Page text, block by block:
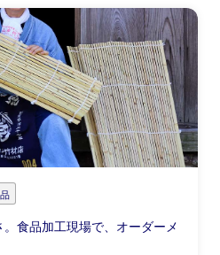
食品加工現場で、オーダーメ